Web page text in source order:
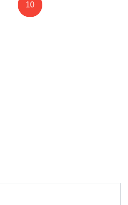
10